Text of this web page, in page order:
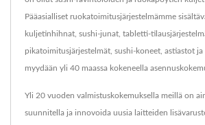
Pääasialliset ruokatoimitusjärjestelmämme
kuljetinhihnat, sushi-junat, tabletti-
pikatoimitusjärjestelmät, sushi-koneet, astiastot
myydään yli 40 maassa kokeneella
Yli 20 vuoden valmistuskokemuksella meillä on
suunnitella ja innovoida uusia laitteiden